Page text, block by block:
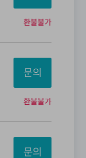
환불불가
문의
환불불가
문의